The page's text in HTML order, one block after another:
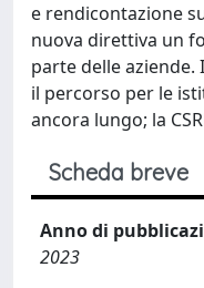
e rendicontazione
nuova direttiva un
parte delle
il percorso per le
ancora lungo; la
Scheda breve
Anno di
2023